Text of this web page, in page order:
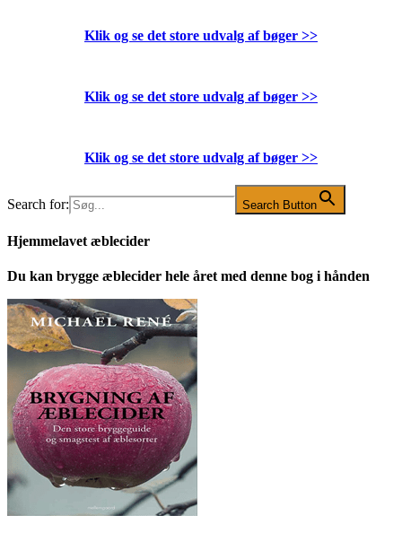
Klik og se det store udvalg af bøger >>
Klik og se det store udvalg af bøger >>
Klik og se det store udvalg af bøger >>
Search for: Search Button
Hjemmelavet æblecider
Du kan brygge æblecider hele året med denne bog i hånden